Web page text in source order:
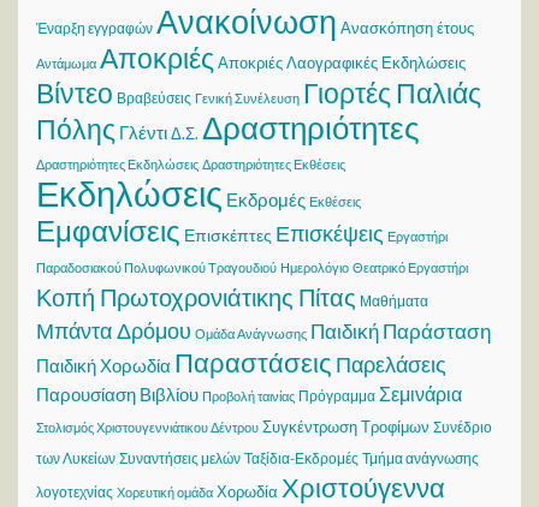
Έναρξη εγγραφών Ανακοίνωση Ανασκόπηση έτους
Αντάμωμα Αποκριές Αποκριές Λαογραφικές Εκδηλώσεις
Βίντεο Βραβεύσεις Γενική Συνέλευση Γιορτές Παλιάς
Πόλης ΓλέντιΔ.Σ. Δραστηριότητες
Δραστηριότητες Εκδηλώσεις Δραστηριότητες Εκθέσεις
Εκδηλώσεις Εκδρομές Εκθέσεις
Εμφανίσεις Επισκέπτες Επισκέψεις Εργαστήρι
Παραδοσιακού Πολυφωνικού Τραγουδιού Ημερολόγιο Θεατρικό Εργαστήρι
Κοπή Πρωτοχρονιάτικης Πίτας Μαθήματα
Μπάντα Δρόμου Ομάδα Ανάγνωσης Παιδική Παράσταση
Παιδική Χορωδία Παραστάσεις Παρελάσεις
Παρουσίαση Βιβλίου Προβολή ταινίας Πρόγραμμα Σεμινάρια
Στολισμός Χριστουγεννιάτικου Δέντρου Συγκέντρωση Τροφίμων Συνέδριο
των Λυκείων Συναντήσεις μελών Ταξίδια-Εκδρομές Τμήμα ανάγνωσης
λογοτεχνίας Χορευτική ομάδα Χορωδία Χριστούγεννα